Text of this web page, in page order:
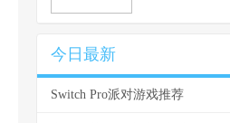
今日最新
Switch Pro派对游戏推荐